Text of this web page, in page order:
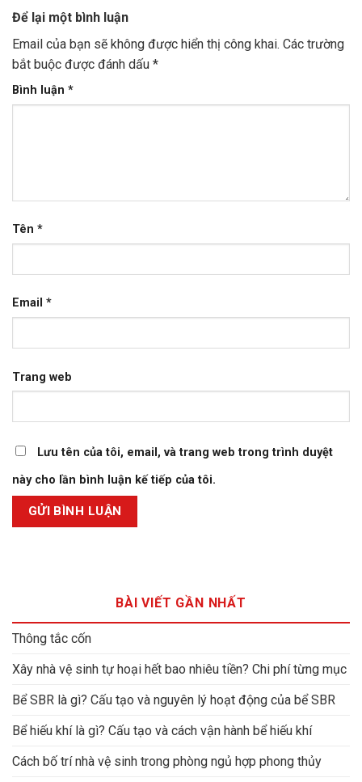
Để lại một bình luận
Email của bạn sẽ không được hiển thị công khai. Các trường
bắt buộc được đánh dấu *
Bình luận *
Tên *
Email *
Trang web
Lưu tên của tôi, email, và trang web trong trình duyệt
này cho lần bình luận kế tiếp của tôi.
BÀI VIẾT GẦN NHẤT
Thông tắc cốn
Xây nhà vệ sinh tự hoại hết bao nhiêu tiền? Chi phí từng mục
Bể SBR là gì? Cấu tạo và nguyên lý hoạt động của bể SBR
Bể hiếu khí là gì? Cấu tạo và cách vận hành bể hiếu khí
Cách bố trí nhà vệ sinh trong phòng ngủ hợp phong thủy